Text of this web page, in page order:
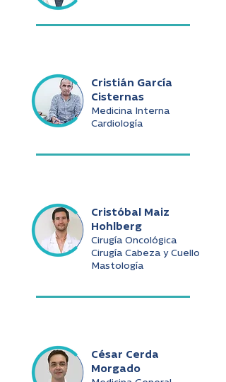
Cristián García
Cisternas
Medicina Interna
Cardiología
Cristóbal Maiz
Hohlberg
Cirugía Oncológica
Cirugía Cabeza y Cuello
Mastología
César Cerda
Morgado